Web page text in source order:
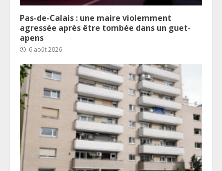
Pas-de-Calais : une maire violemment
agressée après être tombée dans un guet-
apens
6 août 2026